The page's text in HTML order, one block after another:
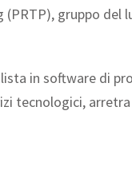
(PRTP), gruppo del
in software di
tecnologici,